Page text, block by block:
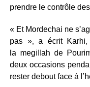
prendre le contrôle
« Et Mordechai ne
pas », a écrit
la megillah de
deux occasions
rester debout face à